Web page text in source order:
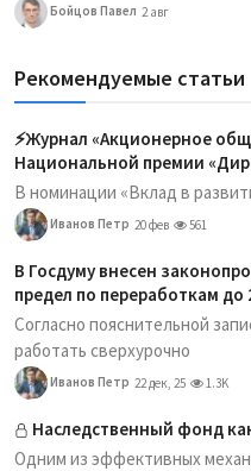
Бойцов Павел 2 авг
Рекомендуемые статьи
⚡️Журнал «Акционерное
Национальной премии
В номинации «Вклад в
Иванов Петр 20 фев 561
В Госдуму внесен
предел по переработкам до
Согласно пояснительной
работать сверхурочно
Иванов Петр 22 дек, 25 1.3K
Наследственный фонд
Одним из эффективных